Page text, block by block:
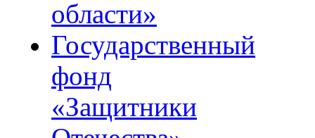
области»
Государственный
фонд
«Защитники